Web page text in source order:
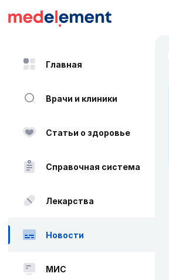
Главная
Врачи и клиники
Статьи о здоровье
Справочная система
Лекарства
Новости
МИС